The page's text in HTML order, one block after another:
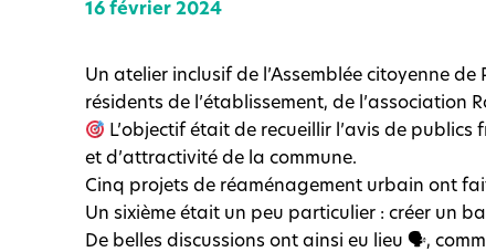
16 février 2024
Un atelier inclusif de l’Assemblée citoyenne de
résidents de l’établissement, de l’association
L’objectif était de recueillir l’avis de
et d’attractivité de la commune.
Cinq projets de réaménagement urbain ont
Un sixième était un peu particulier : créer un
De belles discussions ont ainsi eu lieu 🗣,